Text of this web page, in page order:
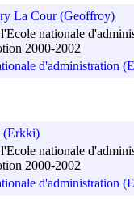
La Cour (Geoffroy)
nationale
2000-2002
d'administration
(Erkki)
nationale
2000-2002
d'administration